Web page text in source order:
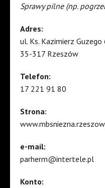
Sprawy pilne (np.
Adres:
ul. Ks. Kazimierz Guzego
35-317 Rzeszów
Telefon:
17 221 91 80
Strona:
e-mail:
parherm@intertele.pl
Konto: